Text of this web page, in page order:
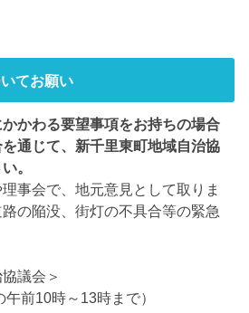
てお願い
かわる要望事項をお持ちの場合
通じて、新千里東町地域自治協
。
事会で、地元意見として取りま
の陥没、街灯の不具合等の緊急
議会＞
前10時～13時まで）